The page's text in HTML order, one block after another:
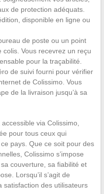
de protection adéquats.
disponible en ligne ou
de poste ou un point
Vous recevrez un reçu
pour la traçabilité.
de suivi fourni pour vérifier
de Colissimo. Vous
de la livraison jusqu’à sa
via Colissimo,
pour tous ceux qui
pays. Que ce soit pour des
Colissimo s’impose
couverture, sa fiabilité et
Lorsqu’il s’agit de
satisfaction des utilisateurs